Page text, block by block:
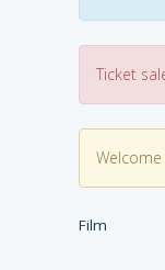
Ticket
Film